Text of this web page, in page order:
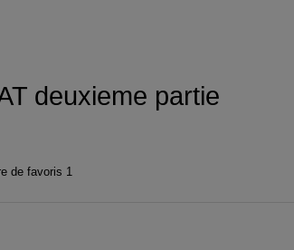
deuxieme partie
de favoris 1